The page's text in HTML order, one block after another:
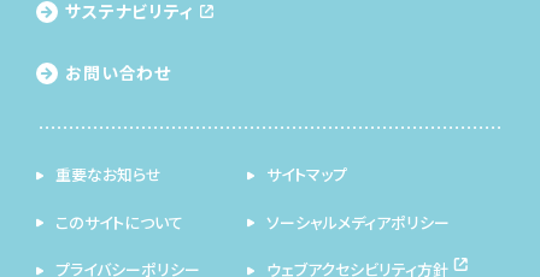
サステナビリティ
お問い合わせ
重要なお知らせ サイトマップ
このサイトについて ソーシャルメディアポリシー
プライバシーポリシー ウェブアクセシビリティ方針